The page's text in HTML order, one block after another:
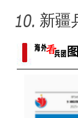
汇见
新疆